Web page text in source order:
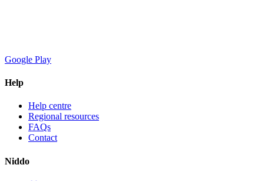
Google Play
Help
Help centre
Regional resources
FAQs
Contact
Niddo